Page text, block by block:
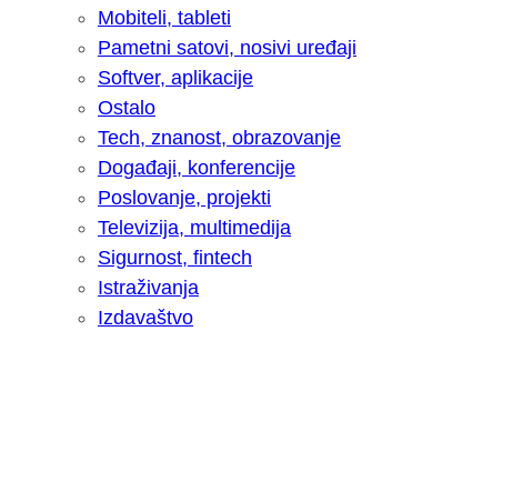
Mobiteli, tableti
Pametni satovi, nosivi uređaji
Softver, aplikacije
Ostalo
Tech, znanost, obrazovanje
Događaji, konferencije
Poslovanje, projekti
Televizija, multimedija
Sigurnost, fintech
Istraživanja
Izdavaštvo